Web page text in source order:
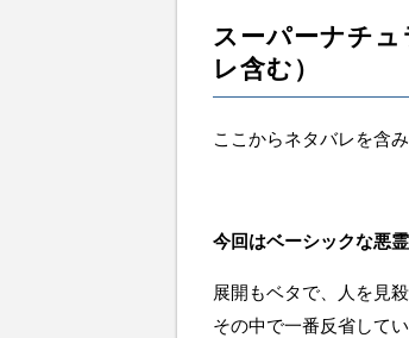
スーパーナチ
レ含む）
ここからネタバレを含
今回はベーシックな悪霊
展開もベタで、人を見
その中で一番反省して